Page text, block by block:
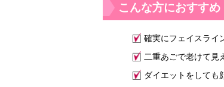
こんな方におすすめ
確実にフェイスライ
二重あごで老けて見
ダイエットをしても